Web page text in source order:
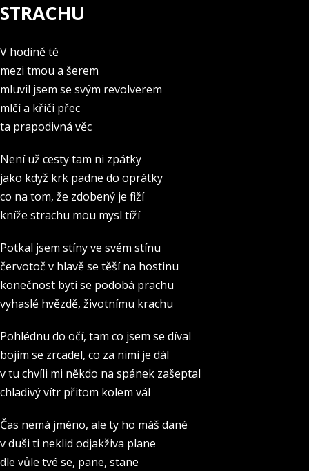
STRACHU
V hodině té
mezi tmou a šerem
mluvil jsem se svým revolverem
mlčí a křičí přec
ta prapodivná věc
Není už cesty tam ni zpátky
jako když krk padne do oprátky
co na tom, že zdobený je fiží
kníže strachu mou mysl tíží
Potkal jsem stíny ve svém stínu
červotoč v hlavě se těší na hostinu
konečnost bytí se podobá prachu
vyhaslé hvězdě, životnímu krachu
Pohlédnu do očí, tam co jsem se díval
bojím se zrcadel, co za nimi je dál
v tu chvíli mi někdo na spánek zašeptal
chladivý vítr přitom kolem vál
Čas nemá jméno, ale ty ho máš dané
v duši ti neklid odjakživa plane
dle vůle tvé se, pane, stane